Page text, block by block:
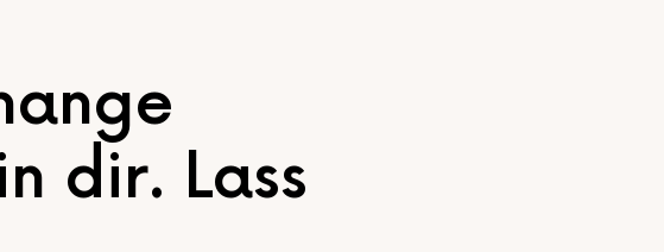
dir. Lass